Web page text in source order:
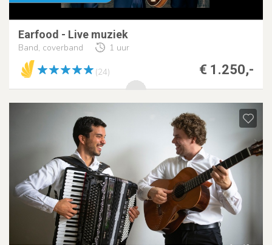
Earfood - Live muziek
Band, coverband 1 uur
€ 1.250,-
(24)